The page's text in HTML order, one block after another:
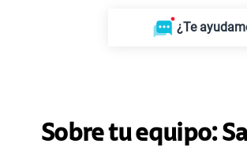
¿Te
Sobre tu equipo: